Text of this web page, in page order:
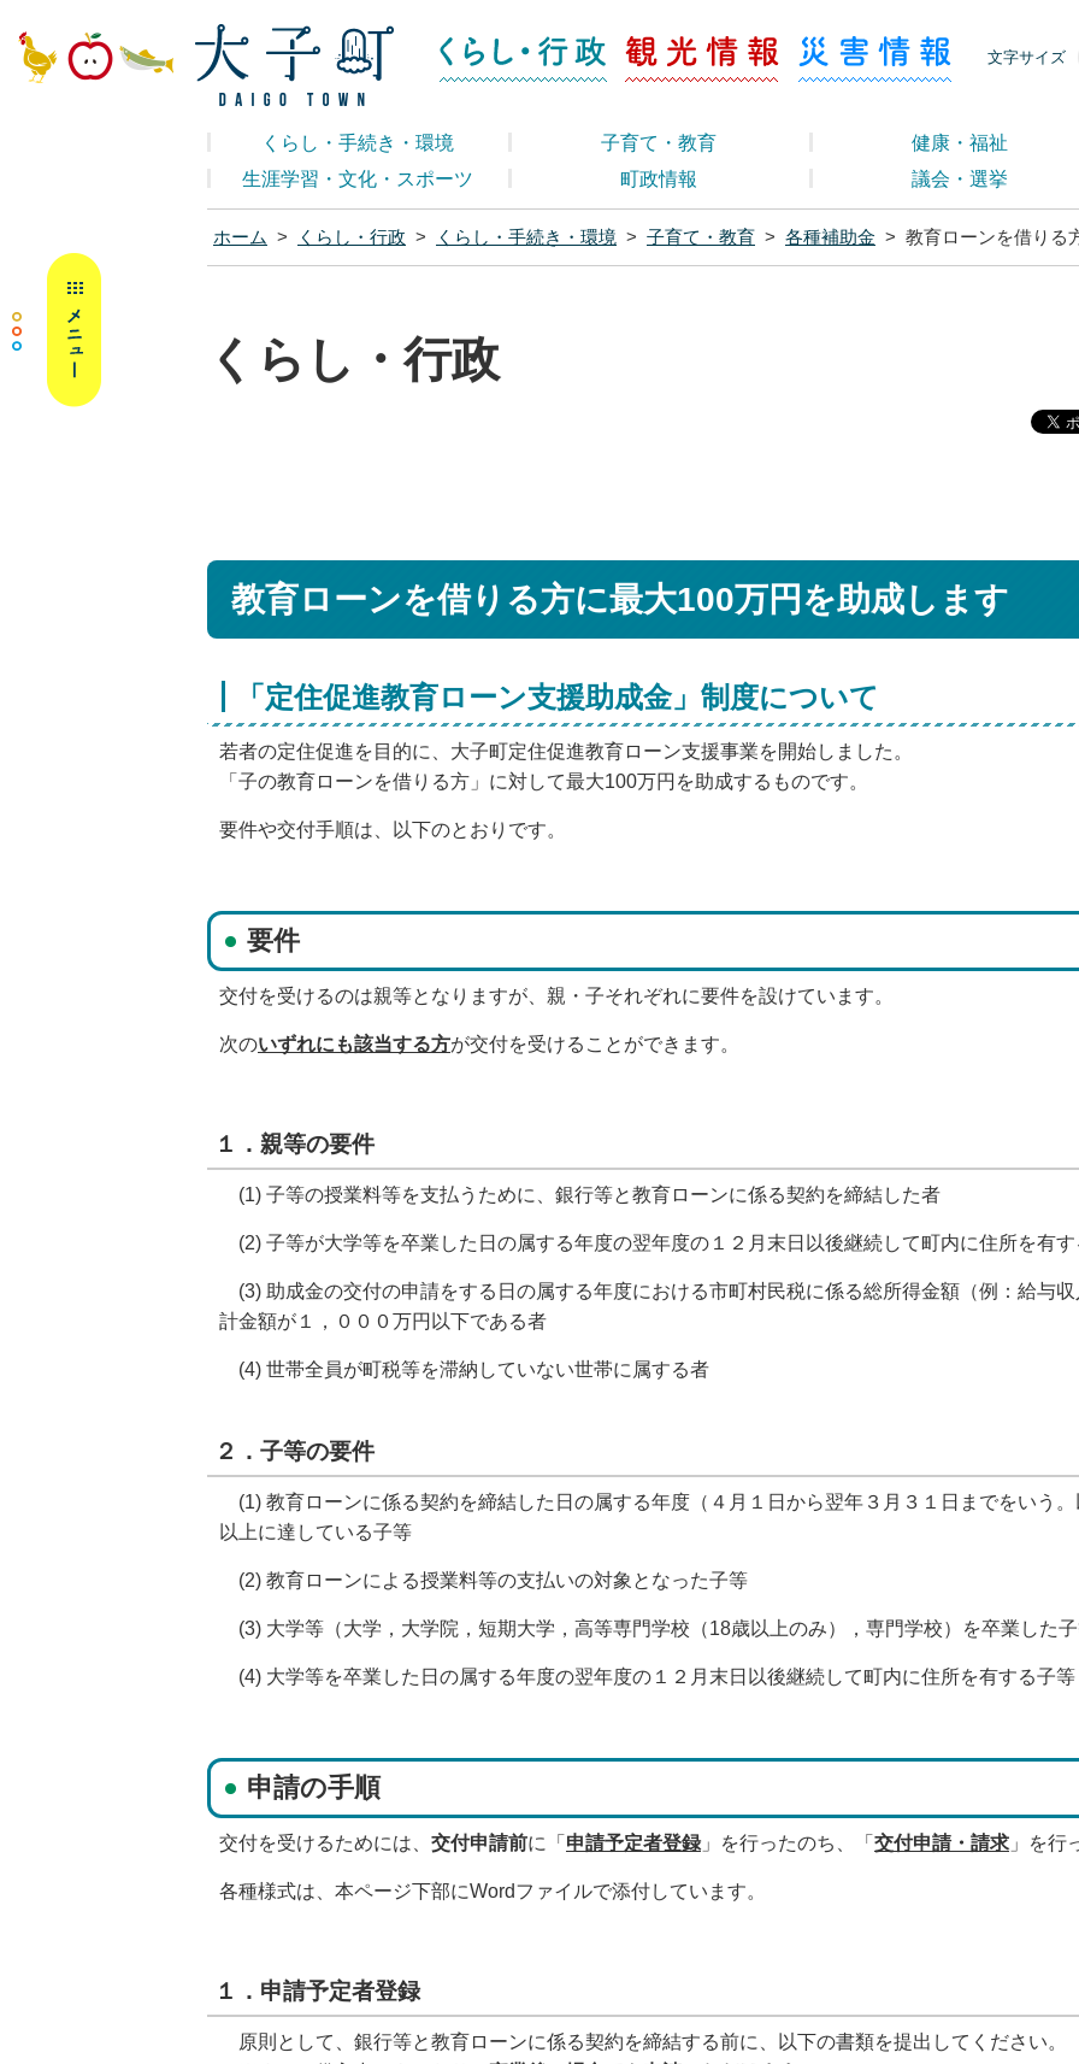
大子町ホームページ くらし・行政
文字サイズ
くらし・行政 観光情報 災害情報
くらし・手続き・環境 子育て・教育 健康・福祉
生涯学習・文化・スポーツ
町政情報 議会・選挙
ホーム > くらし・行政 > くらし・手続き・環境 > 子育て・教育 > 各種補助金 > 教育ローンを借りる
くらし・行政
教育ローンを借りる方に最大100万円を助成します
「定住促進教育ローン支援助成金」制度について
若者の定住促進を目的に、大子町定住促進教育ローン支援事業を開始しました。
「子の教育ローンを借りる方」に対して最大100万円を助成するものです。
要件や交付手順は、以下のとおりです。
要件
交付を受けるのは親等となりますが、親・子それぞれに要件を設けています。
次のいずれにも該当する方が交付を受けることができます。
１．親等の要件
(1) 子等の授業料等を支払うために、銀行等と教育ローンに係る契約を締結した者
(2) 子等が大学等を卒業した日の属する年度の翌年度の１２月末日以後継続して町内に住所を有す
(3) 助成金の交付の申請をする日の属する年度における市町村民税に係る総所得金額（例：給与
計金額が１，０００万円以下である者
(4) 世帯全員が町税等を滞納していない世帯に属する者
２．子等の要件
(1) 教育ローンに係る契約を締結した日の属する年度（４月１日から翌年３月３１日までをいう
以上に達している子等
(2) 教育ローンによる授業料等の支払いの対象となった子等
(3) 大学等（大学，大学院，短期大学，高等専門学校（18歳以上のみ），専門学校）を卒業した子
(4) 大学等を卒業した日の属する年度の翌年度の１２月末日以後継続して町内に住所を有する子等
申請の手順
交付を受けるためには、 交付申請前に「 申請予定者登録 」を行ったのち、「 交付申請・請求 」を行
各種様式は、本ページ下部にWordファイルで添付しています。
１．申請予定者登録
原則として、銀行等と教育ローンに係る契約を締結する前に、以下の書類を提出してください。